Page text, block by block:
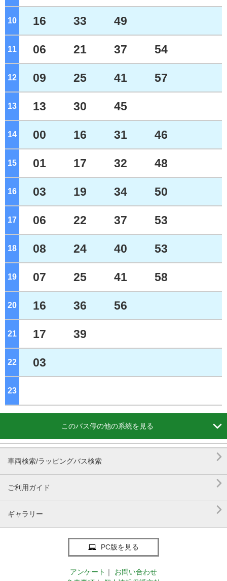
10 16 33 49
11 06 21 37 54
12 09 25 41 57
13 13 30 45
14 00 16 31 46
15 01 17 32 48
16 03 19 34 50
17 06 22 37 53
18 08 24 40 53
19 07 25 41 58
20 16 36 56
21 17 39
22 03
23
このバス停の他の系統を見る 
車両検索/ラッピングバス検索 
ご利用ガイド 
ギャラリー 
PC版を見る
アンケート ｜
お問い合わせ